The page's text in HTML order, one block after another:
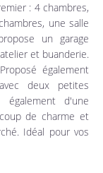
: 4 chambres,
une salle
un garage
et buanderie.
également
deux petites
également d'une
de charme et
Idéal pour vos